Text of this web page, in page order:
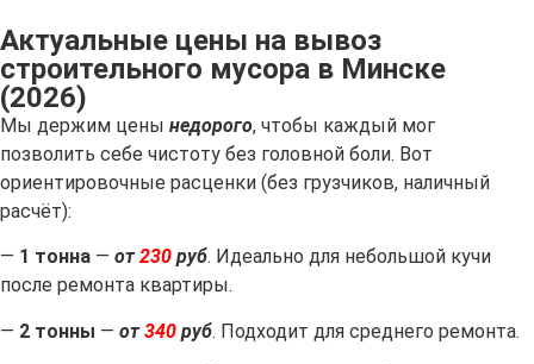
Актуальные цены на вывоз
строительного мусора в Минске
(2026)
Мы держим цены недорого, чтобы каждый мог
позволить себе чистоту без головной боли. Вот
ориентировочные расценки (без грузчиков, наличный
расчёт):
— 1 тонна — от230 руб. Идеально для небольшой кучи
после ремонта квартиры.
— 2 тонны — от340 руб. Подходит для среднего ремонта.